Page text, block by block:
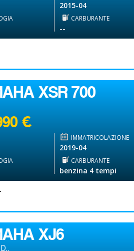
2015-04
CARBURANTE
--
XSR 700
€
IMMATRICOLAZIONE
2019-04
CARBURANTE
benzina 4 tempi
XJ6